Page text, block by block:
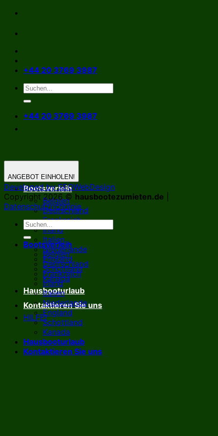
Zum
springen
+44 20 3769 3987
+44 20 3769 3987
Bootsverleih
Belgien
Deutschland
Frankreich
Irland
Italien
Niederlande
England
Schottland
Kanada
Hausbooturlaub
Kontaktieren Sie uns
HILFE!
ANGEBOT EINHOLEN!
Developed by SEOWebDesign
Copyright 2026 © hausbootezumieten.de
Datenschutzrichtlinie
Bootsverleih
Belgien
Deutschland
Frankreich
Irland
Italien
Niederlande
England
Schottland
Kanada
Hausbooturlaub
Kontaktieren Sie uns